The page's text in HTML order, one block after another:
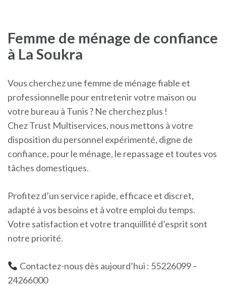
Femme de ménage de confiance
à La Soukra
Vous cherchez une femme de ménage fiable et
professionnelle pour entretenir votre maison ou
votre bureau à Tunis ? Ne cherchez plus !
Chez Trust Multiservices, nous mettons à votre
disposition du personnel expérimenté, digne de
confiance, pour le ménage, le repassage et toutes vos
tâches domestiques.
Profitez d’un service rapide, efficace et discret,
adapté à vos besoins et à votre emploi du temps.
Votre satisfaction et votre tranquillité d’esprit sont
notre priorité.
Contactez-nous dès aujourd’hui : 55226099 –
24266000